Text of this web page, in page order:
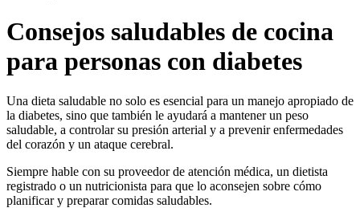
Consejos saludables de cocina
para personas con diabetes
Una dieta saludable no solo es esencial para un manejo apropiado de
la diabetes, sino que también le ayudará a mantener un peso
saludable, a controlar su presión arterial y a prevenir enfermedades
del corazón y un ataque cerebral.
Siempre hable con su proveedor de atención médica, un dietista
registrado o un nutricionista para que lo aconsejen sobre cómo
planificar y preparar comidas saludables.